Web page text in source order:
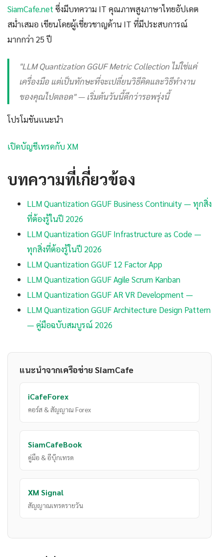
SiamCafe.net ซึ่งมีบทความ IT คุณภาพสูงภาษาไทยอัปเดต
สม่ำเสมอ เขียนโดยผู้เชี่ยวชาญด้าน IT ที่มีประสบการณ์
มากกว่า 25 ปี
"LLM Quantization GGUF Metric Collection ไม่ใช่แค่
เครื่องมือ แต่เป็นทักษะที่จะเปลี่ยนวิธีคิดและวิธีทำงาน
ของคุณไปตลอด" — เริ่มต้นวันนี้ดีกว่ารอพรุ่งนี้
โปรโมชันแนะนำ
เปิดบัญชีเทรดกับ XM
บทความที่เกี่ยวข้อง
LLM Quantization GGUF Business Continuity — ทุกสิ่ง
ที่ต้องรู้ในปี 2026
LLM Quantization GGUF Infrastructure as Code —
ทุกสิ่งที่ต้องรู้ในปี 2026
LLM Quantization GGUF 12 Factor App
LLM Quantization GGUF Agile Scrum Kanban
LLM Quantization GGUF AR VR Development —
LLM Quantization GGUF Architecture Design Pattern
— คู่มือฉบับสมบูรณ์ 2026
แนะนำจากเครือข่าย SiamCafe
iCafeForex
คอร์ส & สัญญาณ Forex
SiamCafeBook
คู่มือ & อีบุ๊กเทรด
XM Signal
สัญญาณเทรดรายวัน